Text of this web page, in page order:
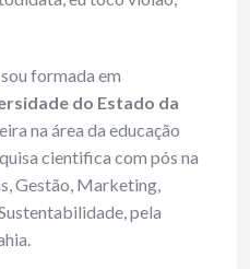
formada em
do Estado da
na área da educação
cientifica com pós na
Gestão, Marketing,
pela